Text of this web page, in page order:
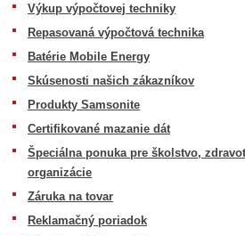
Výkup výpočtovej techniky
Repasovaná výpočtová technika
Batérie Mobile Energy
Skúsenosti našich zákazníkov
Produkty Samsonite
Certifikované mazanie dát
Špeciálna ponuka pre školstvo,
organizácie
Záruka na tovar
Reklamačný poriadok